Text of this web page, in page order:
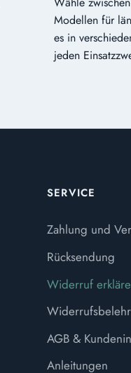
Modellen für
es in
jeden
SERVICE
Zahlung und
Rücksendung
Widerruf
AGB &
Anleitungen